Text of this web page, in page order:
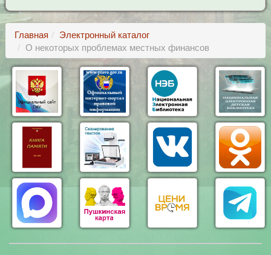
Главная
Электронный каталог
О некоторых проблемах местных финансов